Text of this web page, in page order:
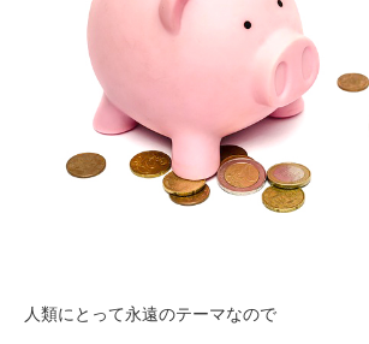
人類にとって永遠のテーマなので